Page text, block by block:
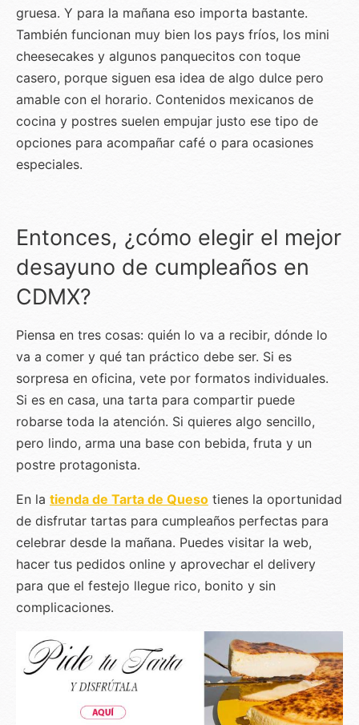
gruesa. Y para la mañana eso importa bastante.
También funcionan muy bien los pays fríos, los mini
cheesecakes y algunos panquecitos con toque
casero, porque siguen esa idea de algo dulce pero
amable con el horario. Contenidos mexicanos de
cocina y postres suelen empujar justo ese tipo de
opciones para acompañar café o para ocasiones
especiales.
Entonces, ¿cómo elegir el mejor
desayuno de cumpleaños en
CDMX?
Piensa en tres cosas: quién lo va a recibir, dónde lo
va a comer y qué tan práctico debe ser. Si es
sorpresa en oficina, vete por formatos individuales.
Si es en casa, una tarta para compartir puede
robarse toda la atención. Si quieres algo sencillo,
pero lindo, arma una base con bebida, fruta y un
postre protagonista.
En la tienda de Tarta de Queso tienes la oportunidad
de disfrutar tartas para cumpleaños perfectas para
celebrar desde la mañana. Puedes visitar la web,
hacer tus pedidos online y aprovechar el delivery
para que el festejo llegue rico, bonito y sin
complicaciones.